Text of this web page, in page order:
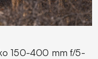
150-400 mm f/5-